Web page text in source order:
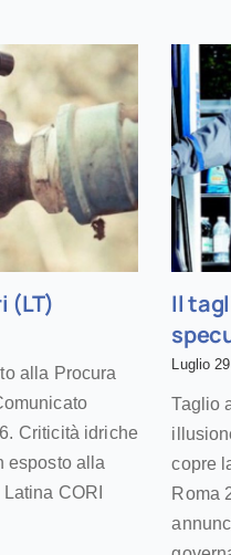
(LT)
alla Procura
Criticità idriche
esposto alla
CORI
Il
Luglio
Taglio
copre
Roma